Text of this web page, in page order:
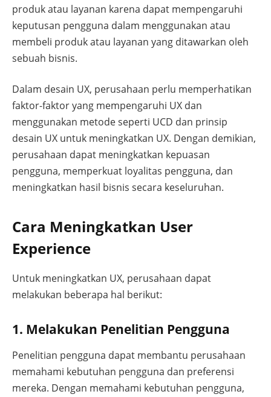
produk atau layanan karena dapat mempengaruhi
keputusan pengguna dalam menggunakan atau
membeli produk atau layanan yang ditawarkan oleh
sebuah bisnis.
Dalam desain UX, perusahaan perlu memperhatikan
faktor-faktor yang mempengaruhi UX dan
menggunakan metode seperti UCD dan prinsip
desain UX untuk meningkatkan UX. Dengan demikian,
perusahaan dapat meningkatkan kepuasan
pengguna, memperkuat loyalitas pengguna, dan
meningkatkan hasil bisnis secara keseluruhan.
Cara Meningkatkan User
Experience
Untuk meningkatkan UX, perusahaan dapat
melakukan beberapa hal berikut:
1. Melakukan Penelitian Pengguna
Penelitian pengguna dapat membantu perusahaan
memahami kebutuhan pengguna dan preferensi
mereka. Dengan memahami kebutuhan pengguna,